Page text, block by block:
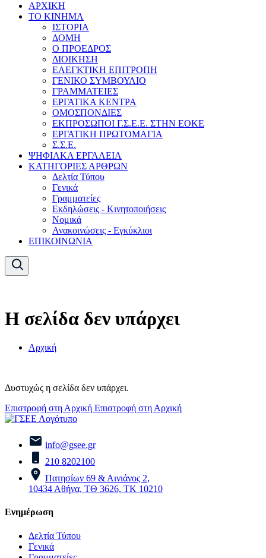
ΑΡΧΙΚΗ
ΤΟ ΚΙΝΗΜΑ
ΙΣΤΟΡΙΑ
ΔΟΜΗ
Ο ΠΡΟΕΔΡΟΣ
ΔΙΟΙΚΗΣΗ
ΕΛΕΓΚΤΙΚΗ ΕΠΙΤΡΟΠΗ
ΓΕΝΙΚΟ ΣΥΜΒΟΥΛΙΟ
ΓΡΑΜΜΑΤΕΙΕΣ
ΕΡΓΑΤΙΚΑ ΚΕΝΤΡΑ
ΟΜΟΣΠΟΝΔΙΕΣ
ΕΚΠΡΟΣΩΠΟΙ Γ.Σ.Ε.Ε. ΣΤΗΝ ΕΟΚΕ
ΕΡΓΑΤΙΚΗ ΠΡΩΤΟΜΑΓΙΑ
Σ.Σ.Ε.
ΨΗΦΙΑΚΑ ΕΡΓΑΛΕΙΑ
ΚΑΤΗΓΟΡΙΕΣ ΑΡΘΡΩΝ
Δελτία Τύπου
Γενικά
Γραμματείες
Εκδηλώσεις - Κινητοποιήσεις
Νομικά
Ανακοινώσεις - Εγκύκλιοι
ΕΠΙΚΟΙΝΩΝΙΑ
Η σελίδα δεν υπάρχει
Αρχική
Δυστυχώς η σελίδα δεν υπάρχει.
Επιστροφή στη Αρχική Επιστροφή στη Αρχική
info@gsee.gr
210 8202100
Πατησίων 69 & Αινιάνος 2,
10434 Αθήνα, ΤΘ 3626, ΤΚ 10210
Ενημέρωση
Δελτία Τύπου
Γενικά